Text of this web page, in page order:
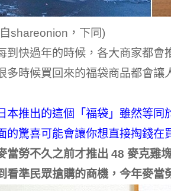
shareonion，下同)
到快過年的時候，各大商家都會
多時候買回來的福袋商品都會讓
本推出的這個「福袋」雖然等同
的驚喜可能會讓你想直接掏錢在
當勞不久之前才推出 48 麥克雞
看準民眾搶購的商機，今年麥當